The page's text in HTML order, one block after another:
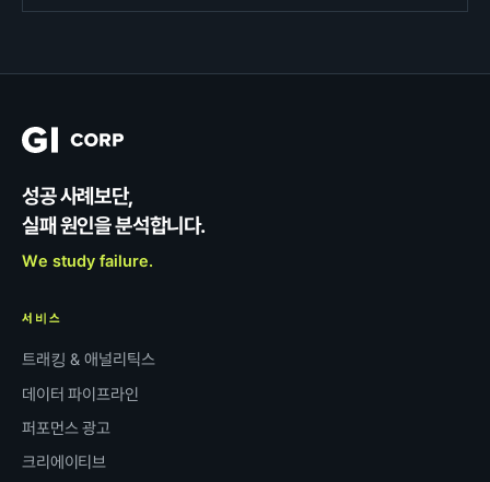
성공 사례보단,
실패 원인을 분석합니다.
We study failure.
서비스
트래킹 & 애널리틱스
데이터 파이프라인
퍼포먼스 광고
크리에이티브